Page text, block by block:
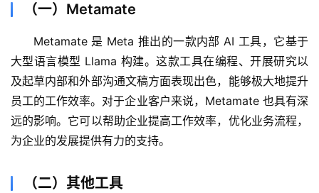
（一）Metamate
Metamate 是 Meta 推出的一款内部 AI 工具，它基于
大型语言模型 Llama 构建。这款工具在编程、开展研究以
及起草内部和外部沟通文稿方面表现出色，能够极大地提升
员工的工作效率。对于企业客户来说，Metamate 也具有深
远的影响。它可以帮助企业提高工作效率，优化业务流程，
为企业的发展提供有力的支持。
（二）其他工具